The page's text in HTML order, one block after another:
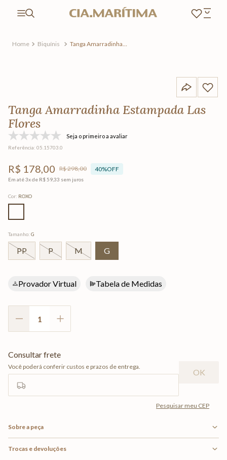
Biquínis
Tanga Amarradinha
Tanga Amarradinha Estampada Las
Flores
Seja o primeiro a avaliar
Referência: 05.15703.0
R$ 178,00 R$298,00 40%OFF
Em até3x de R$ 5933 sem juros
Cor: ROXO
Tamanho: G
PP P M G
Provador Virtual Tabela de Medidas
Sobre a peça
Trocas e devoluções